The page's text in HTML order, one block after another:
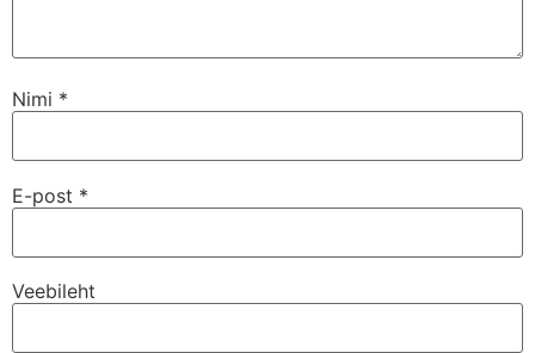
Nimi *
E-post *
Veebileht